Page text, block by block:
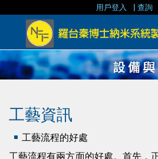
用戶登入 查詢
工藝資訊
工藝流程的好處
工藝流程有兩方面的好處。首先，